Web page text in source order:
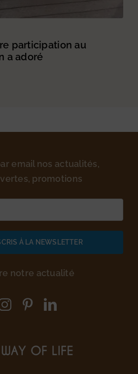
participation au
a adoré
email nos actualités,
promotions
notre actualité